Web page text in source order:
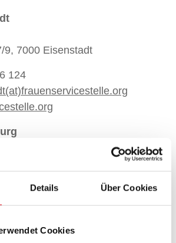
Details Über Cookies
Cookies
9, 7000 Eisenstadt
124
7210 Mattersburg